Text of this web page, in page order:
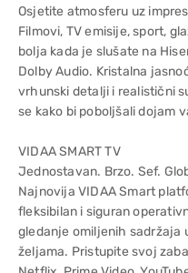
Osjetite atmosferu uz
Filmovi, TV emisije, sport,
bolja kada je slušate na
Dolby Audio. Kristalna
vrhunski detalji i realistični
se kako bi poboljšali dojam
VIDAA SMART TV
Jednostavan. Brzo. Sef.
Najnovija VIDAA Smart
fleksibilan i siguran
gledanje omiljenih sadržaja
željama. Pristupite svoj